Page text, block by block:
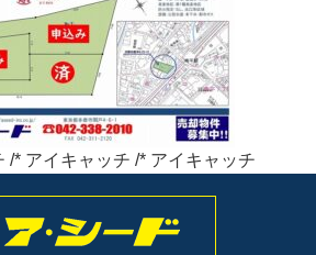
/* アイキャッチ /* アイキャッチ